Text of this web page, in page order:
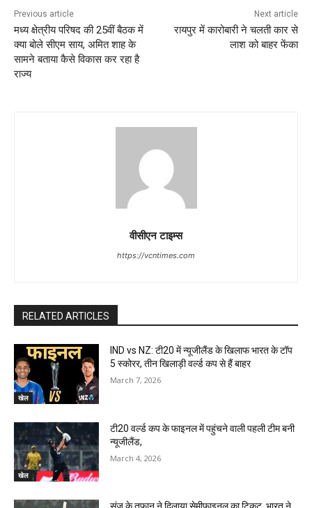
Previous article
मध्य क्षेत्रीय परिषद की 25वीं बैठक में
क्या बोले सीएम साय, अमित शाह के
सामने बताया कैसे विकास कर रहा है
राज्य
Next article
रायपुर में कारोबारी ने चलती कार से
लाश को बाहर फेंका
वीसीएन टाइम्स
https://vcntimes.com
RELATED ARTICLES
खेल
IND vs NZ: टी20 में न्यूजीलैंड के खिलाफ भारत के टॉप
5 स्कोरर, तीन खिलाड़ी वर्ल्ड कप से हैं बाहर
March 7, 2026
खेल
टी20 वर्ल्ड कप के फाइनल में पहुंचने वाली पहली टीम बनी
न्यूजीलैंड,
March 4, 2026